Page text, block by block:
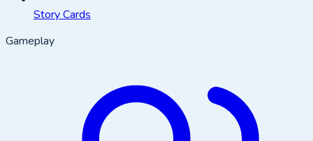
Story Cards
Gameplay